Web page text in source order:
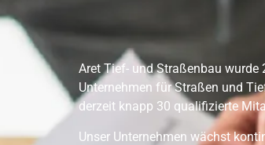
Aret Tief- und Straßenbau wurde
Unternehmen für Straßen und
derzeit knapp 30 qualifizierte
Unser Unternehmen wächst